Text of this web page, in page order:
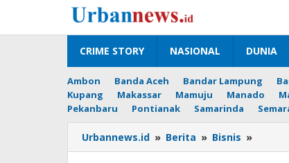
konten
CRIME STORY NASIONAL DUNIA
Ambon Banda Aceh Bandar Lampung
Kupang
Makassar Mamuju Manado
Pekanbaru
Pontianak Samarinda
Urbannews.id » Berita » Bisnis »